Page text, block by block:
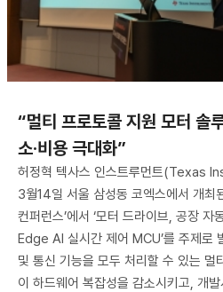
“멀티 프로토콜 지원 모터 솔
소·비용 극대화”
허정혁 텍사스 인스트루먼트(Texas
3월14일 서울 삼성동 코엑스에서 개
컨퍼런스’에서 ‘모터 드라이브, 공장 자
Edge AI 실시간 제어 MCU’를 주제로
및 통신 기능을 모두 처리할 수 있는 멀
이 하드웨어 복잡성을 감소시키고, 개